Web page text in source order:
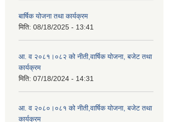
बार्षिक योजना तथा कार्यक्रम
मिति: 08/18/2025 - 13:41
आ. व २०८१।०८२ को नीती,वार्षिक योजना, बजेट तथा
कार्यक्रम
मिति: 07/18/2024 - 14:31
आ. व २०८०।०८१ को नीती,वार्षिक योजना, बजेट तथा
कार्यक्रम